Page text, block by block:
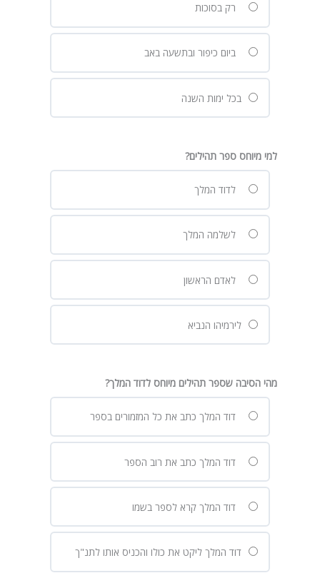
רק בסוכות
ביום כיפור ובתשעה באב
בכל ימות השנה
למי מיוחס ספר תהילים?
לדוד המלך
לשלמה המלך
לאדם הראשון
לירמיהו הנביא
מהי הסיבה שספר תהילים מיוחס לדוד המלך?
דוד המלך כתב את כל המזמורים בספר
דוד המלך כתב את רוב הספר
דוד המלך קרא לספר בשמו
דוד המלך ליקט את כולו והכניס אותו לתנ"ך